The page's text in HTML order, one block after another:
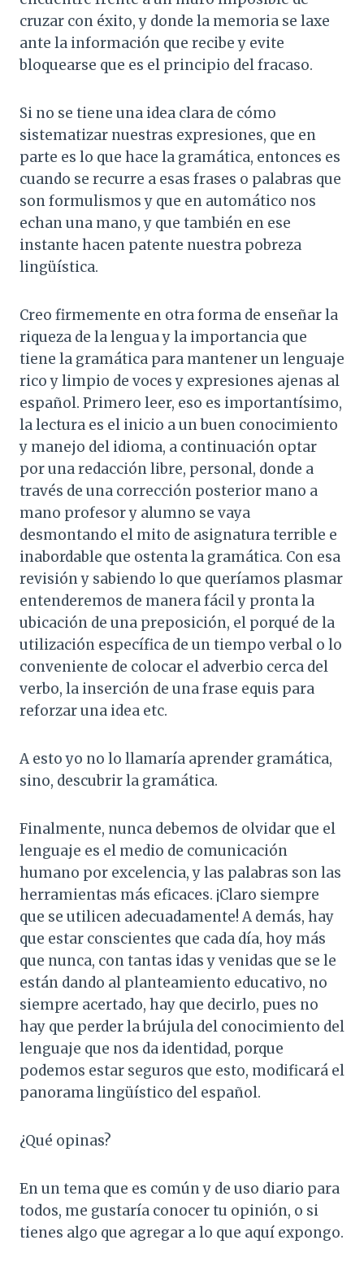
cruzar con éxito, y donde la memoria se laxe
ante la información que recibe y evite
bloquearse que es el principio del fracaso.
Si no se tiene una idea clara de cómo
sistematizar nuestras expresiones, que en
parte es lo que hace la gramática, entonces es
cuando se recurre a esas frases o palabras que
son formulismos y que en automático nos
echan una mano, y que también en ese
instante hacen patente nuestra pobreza
lingüística.
Creo firmemente en otra forma de enseñar la
riqueza de la lengua y la importancia que
tiene la gramática para mantener un lenguaje
rico y limpio de voces y expresiones ajenas al
español. Primero leer, eso es importantísimo,
la lectura es el inicio a un buen conocimiento
y manejo del idioma, a continuación optar
por una redacción libre, personal, donde a
través de una corrección posterior mano a
mano profesor y alumno se vaya
desmontando el mito de asignatura terrible e
inabordable que ostenta la gramática. Con esa
revisión y sabiendo lo que queríamos plasmar
entenderemos de manera fácil y pronta la
ubicación de una preposición, el porqué de la
utilización específica de un tiempo verbal o lo
conveniente de colocar el adverbio cerca del
verbo, la inserción de una frase equis para
reforzar una idea etc.
A esto yo no lo llamaría aprender gramática,
sino, descubrir la gramática.
Finalmente, nunca debemos de olvidar que el
lenguaje es el medio de comunicación
humano por excelencia, y las palabras son las
herramientas más eficaces. ¡Claro siempre
que se utilicen adecuadamente! A demás, hay
que estar conscientes que cada día, hoy más
que nunca, con tantas idas y venidas que se le
están dando al planteamiento educativo, no
siempre acertado, hay que decirlo, pues no
hay que perder la brújula del conocimiento del
lenguaje que nos da identidad, porque
podemos estar seguros que esto, modificará el
panorama lingüístico del español.
¿Qué opinas?
En un tema que es común y de uso diario para
todos, me gustaría conocer tu opinión, o si
tienes algo que agregar a lo que aquí expongo.